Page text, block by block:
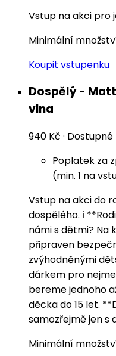
Vstup na akci pro
Minimální
Koupit vstupenku
Dospělý -
vlna
940 Kč · Dostupné
Poplatek za
(min. 1 na
Vstup na akci do
dospělého. ℹ️
námi s dětmi? Na
připraven
zvýhodněnými
dárkem pro
bereme jednoho
děcka do 15 let.
samozřejmě jen s
Minimální